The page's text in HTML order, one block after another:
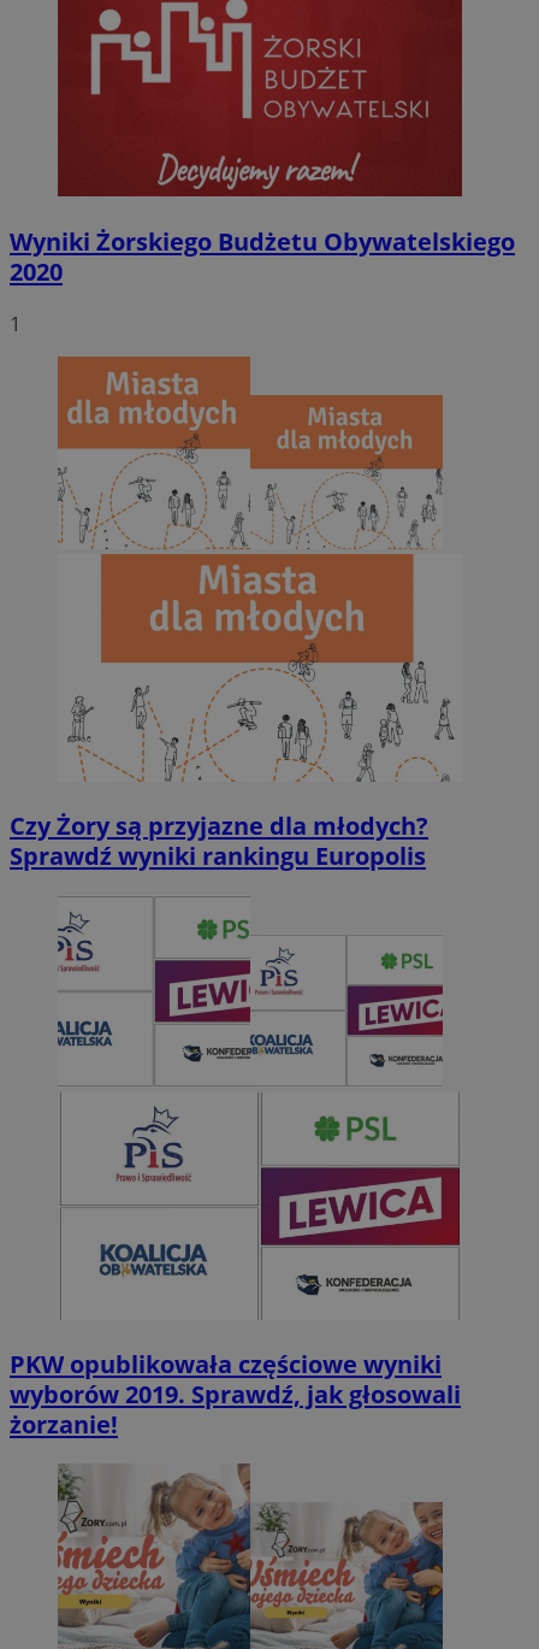
Wyniki Żorskiego Budżetu Obywatelskiego
2020
1
Czy Żory są przyjazne dla młodych?
Sprawdź wyniki rankingu Europolis
PKW opublikowała częściowe wyniki
wyborów 2019. Sprawdź, jak głosowali
żorzanie!